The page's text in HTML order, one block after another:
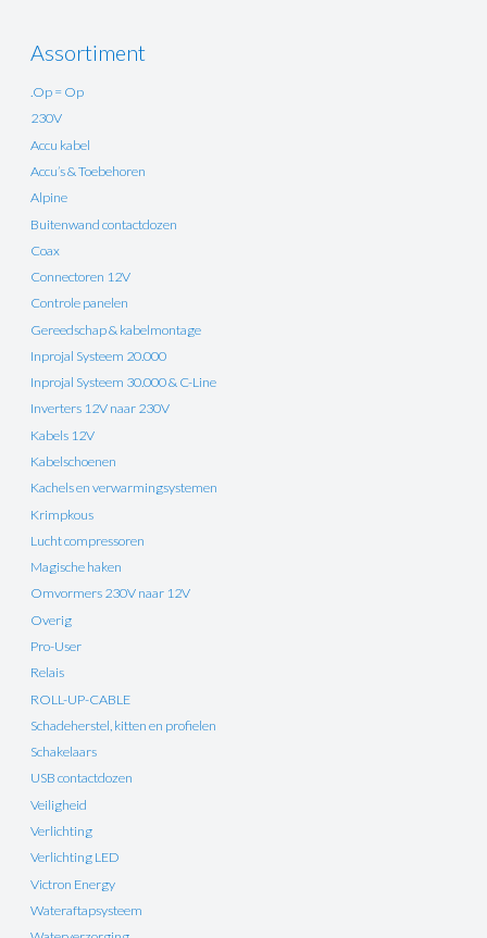
Assortiment
.Op = Op
230V
Accu kabel
Accu’s & Toebehoren
Alpine
Buitenwand contactdozen
Coax
Connectoren 12V
Controle panelen
Gereedschap & kabelmontage
Inprojal Systeem 20.000
Inprojal Systeem 30.000 & C-Line
Inverters 12V naar 230V
Kabels 12V
Kabelschoenen
Kachels en verwarmingsystemen
Krimpkous
Lucht compressoren
Magische haken
Omvormers 230V naar 12V
Overig
Pro-User
Relais
ROLL-UP-CABLE
Schadeherstel, kitten en profielen
Schakelaars
USB contactdozen
Veiligheid
Verlichting
Verlichting LED
Victron Energy
Wateraftapsysteem